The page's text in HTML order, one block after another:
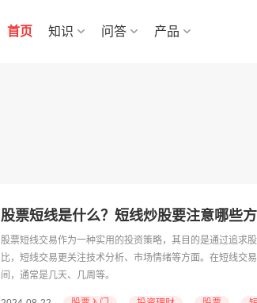
首页 知识 问答 产品
股票短线是什么？短线炒股要注意哪些方
股票短线交易作为一种实用的投资策略，其目的是通过追求
比，短线交易更关注技术分析、市场情绪等方面。在短线交
间，通常是几天、几周等。